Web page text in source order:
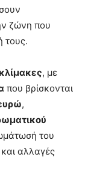
ζώνη που
τους.
, με
που βρίσκονται
,
του
αλλαγές